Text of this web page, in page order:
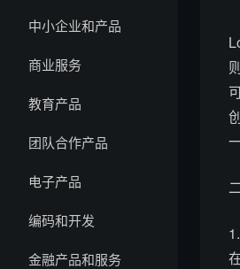
中小企业和产品
商业服务
教育产品
团队合作产品
电子产品
编码和开发
金融产品和服务